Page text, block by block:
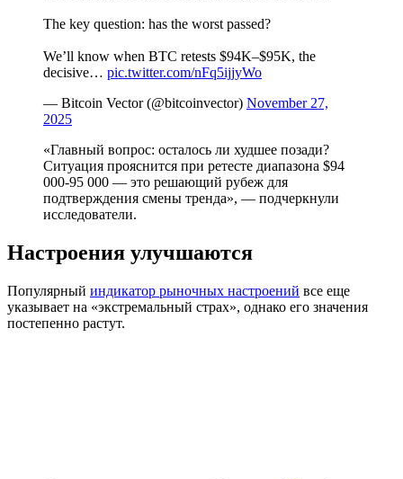
The key question: has the worst passed?
We’ll know when BTC retests $94K–$95K, the
decisive… pic.twitter.com/nFq5ijjyWo
— Bitcoin Vector (@bitcoinvector) November 27,
2025
«Главный вопрос: осталось ли худшее позади?
Ситуация прояснится при ретесте диапазона $94
000-95 000 — это решающий рубеж для
подтверждения смены тренда», — подчеркнули
исследователи.
Настроения улучшаются
Популярный индикатор рыночных настроений все еще
указывает на «экстремальный страх», однако его значения
постепенно растут.